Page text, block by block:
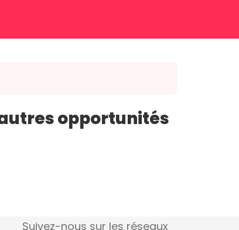
opportunités
Suivez-nous sur les réseaux